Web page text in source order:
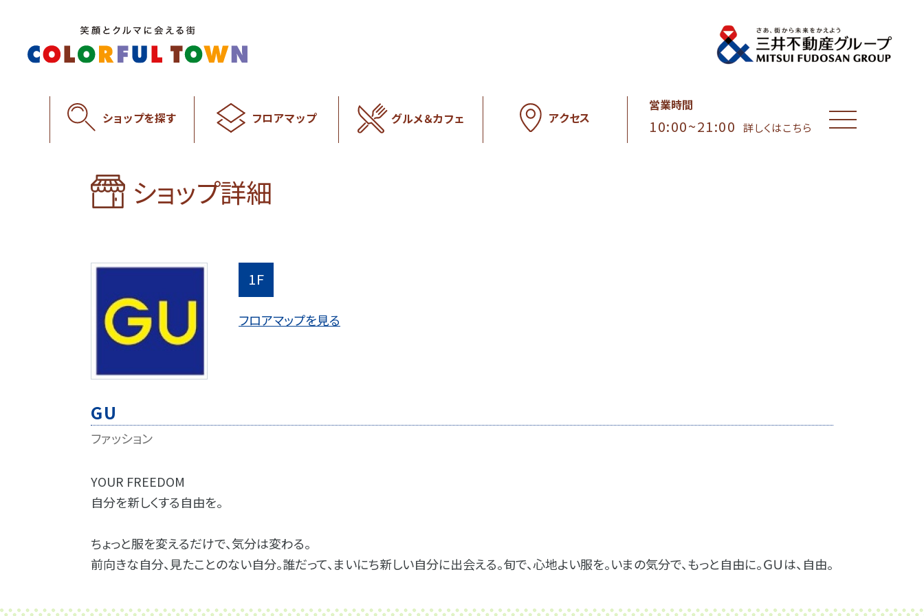
ショップを探す フロアマップ グルメ＆カフェ アクセス
営業時間
10:00~21:00 詳しくはこちら MENU
ショップ詳細
1F
フロアマップを見る
GU
ファッション
YOUR FREEDOM
自分を新しくする自由を。
ちょっと服を変えるだけで、気分は変わる。
前向きな自分、見たことのない自分。誰だって、まいにち新しい自分に出会える。旬で、心地よい服を。いまの気分で、もっと自由に。ＧＵは、自由。